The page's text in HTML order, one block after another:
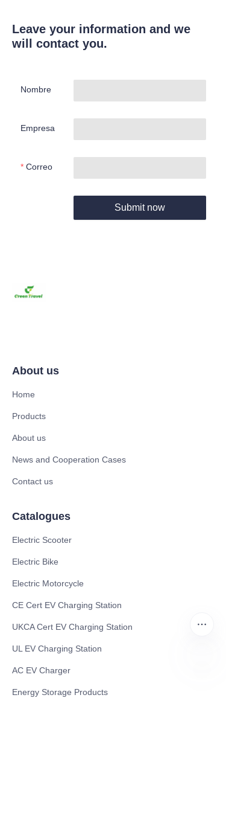
Leave your information and we
will contact you.
Nombre
Empresa
Correo
Submit now
About us
Home
Products
About us
News and Cooperation Cases
Contact us
Catalogues
Electric Scooter
Electric Bike
Electric Motorcycle
CE Cert EV Charging Station
UKCA Cert EV Charging Station
UL EV Charging Station
AC EV Charger
Energy Storage Products